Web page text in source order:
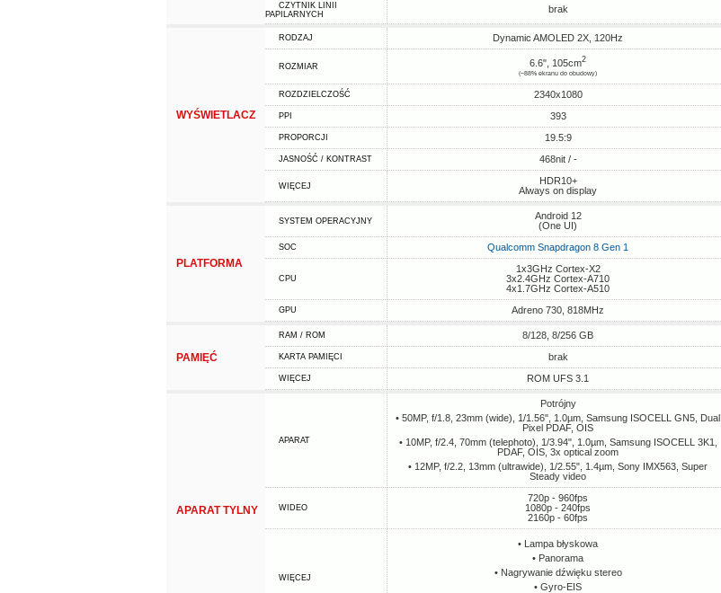
CZYTNIK LINII
PAPILARNYCH
brak
WYŚWIETLACZ
RODZAJ Dynamic AMOLED 2X, 120Hz
ROZMIAR 6.6", 105cm2
(~88% ekranu do obudowy)
ROZDZIELCZOŚĆ 2340x1080
PPI 393
PROPORCJI 19.5:9
JASNOŚĆ / KONTRAST 468nit / -
WIĘCEJ
HDR10+
Always on display
PLATFORMA
SYSTEM OPERACYJNY
Android 12
(One UI)
SOC Qualcomm Snapdragon 8 Gen 1
CPU
1x3GHz Cortex-X2
3x2.4GHz Cortex-A710
4x1.7GHz Cortex-A510
GPU Adreno 730, 818MHz
PAMIĘĆ
RAM / ROM 8/128, 8/256 GB
KARTA PAMIĘCI brak
WIĘCEJ ROM UFS 3.1
APARAT TYLNY
APARAT
Potrójny
• 50MP, f/1.8, 23mm (wide), 1/1.56", 1.0µm, Samsung ISOCELL GN5, Dual
Pixel PDAF, OIS
• 10MP, f/2.4, 70mm (telephoto), 1/3.94", 1.0µm, Samsung ISOCELL 3K1,
PDAF, OIS, 3x optical zoom
• 12MP, f/2.2, 13mm (ultrawide), 1/2.55", 1.4µm, Sony IMX563, Super
Steady video
WIDEO
720p - 960fps
1080p - 240fps
2160p - 60fps
WIĘCEJ
• Lampa błyskowa
• Panorama
• Nagrywanie dźwięku stereo
• Gyro-EIS